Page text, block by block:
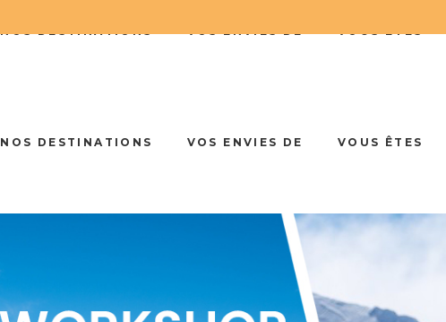
NOS DESTINATIONS VOS ENVIES DE VOUS ÊTES